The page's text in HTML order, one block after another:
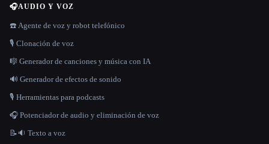
🎧AUDIO Y VOZ
☎️ Agente de voz y robot telefónico
🎙️ Clonación de voz
🎼 Generador de canciones y música con IA
🔊 Generador de efectos de sonido
🎙️ Herramientas para podcasts
🎧 Potenciador de audio y eliminación de voz
📝🔉 Texto a voz